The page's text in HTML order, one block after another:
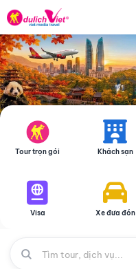
Tour trọn gói Khách sạn
Visa Xe đưa đón